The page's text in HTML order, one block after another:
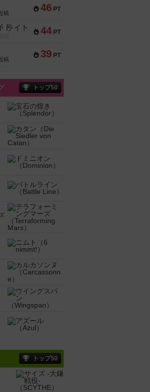
46 PT
稿
44 PT
ライト
39 PT
稿
トップ50
トップ50